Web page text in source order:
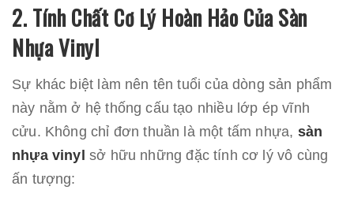
2. Tính Chất Cơ Lý Hoàn Hảo Của Sàn
Nhựa Vinyl
Sự khác biệt làm nên tên tuổi của dòng sản phẩm
này nằm ở hệ thống cấu tạo nhiều lớp ép vĩnh
cửu. Không chỉ đơn thuần là một tấm nhựa, sàn
nhựa vinyl sở hữu những đặc tính cơ lý vô cùng
ấn tượng: